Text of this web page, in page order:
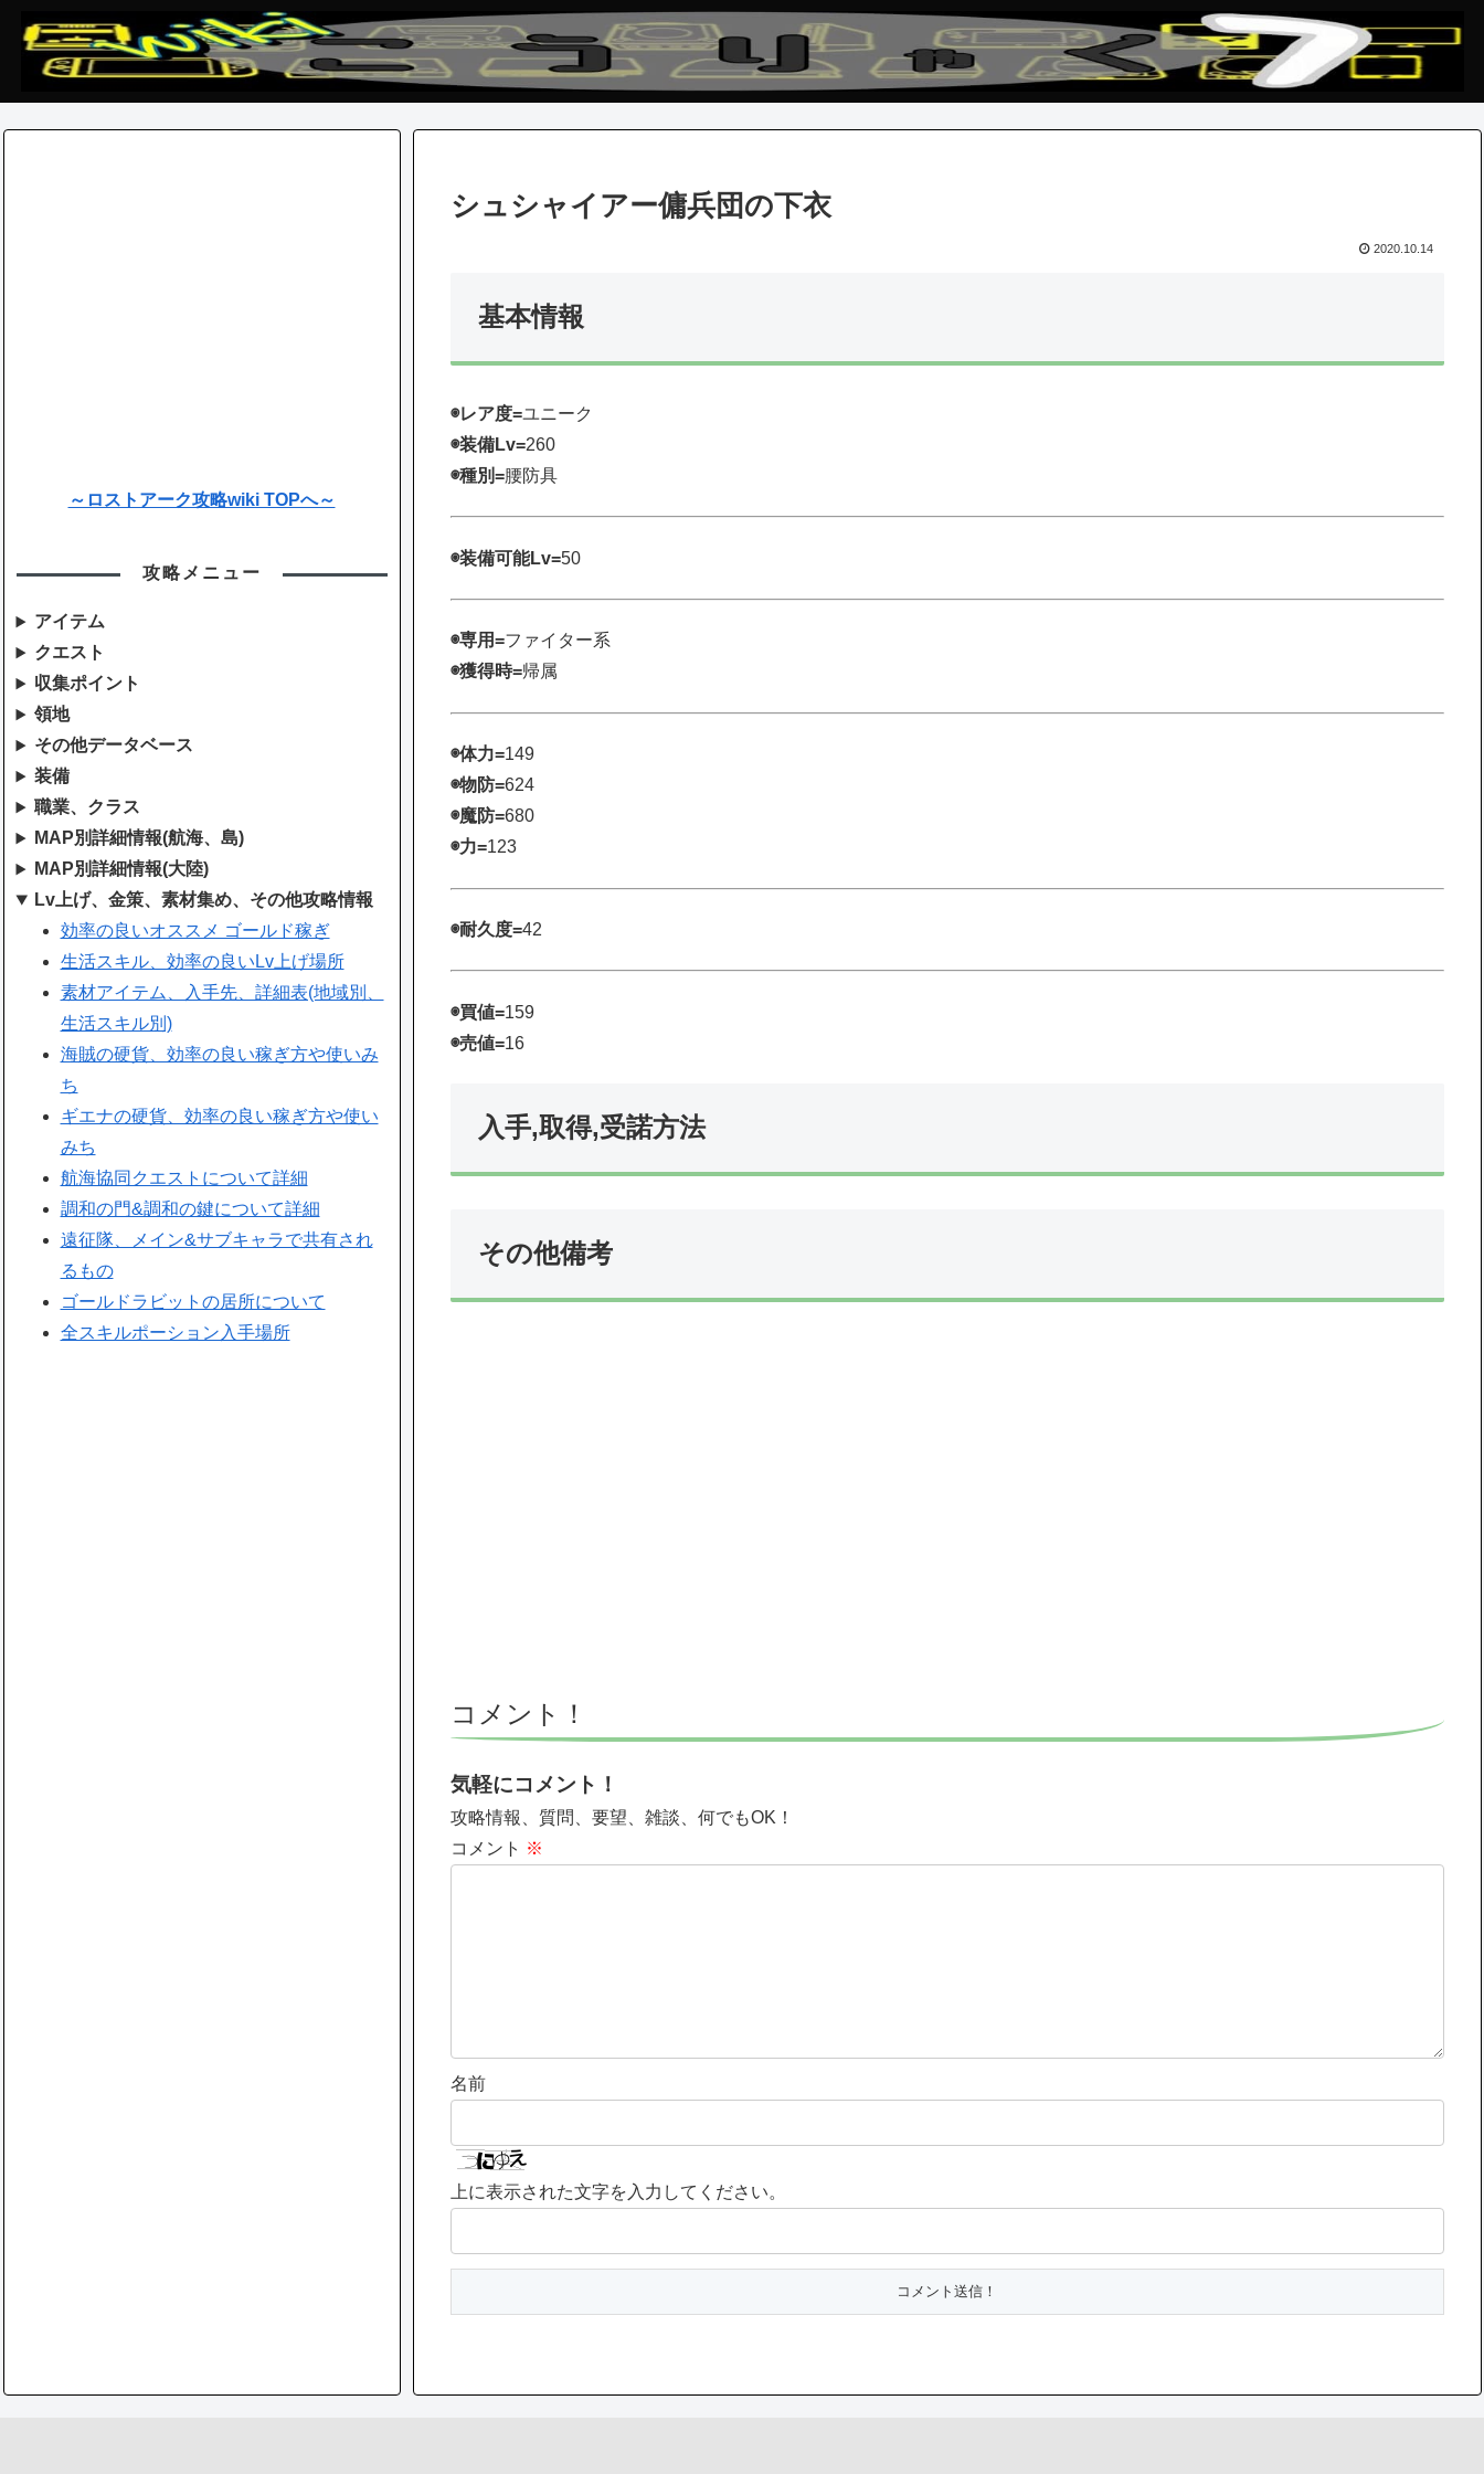
シュシャイアー傭兵団の下衣
2020.10.14
基本情報
◉レア度=ユニーク
◉装備Lv=260
◉種別=腰防具
◉装備可能Lv=50
◉専用=ファイター系
◉獲得時=帰属
◉体力=149
◉物防=624
◉魔防=680
◉力=123
◉耐久度=42
◉買値=159
◉売値=16
入手,取得,受諾方法
その他備考
コメント！
気軽にコメント！
攻略情報、質問、要望、雑談、何でもOK！
コメント ※
名前
上に表示された文字を入力してください。
～ロストアーク攻略wiki TOPへ～
攻略メニュー
アイテム
クエスト
収集ポイント
領地
その他データベース
装備
職業、クラス
MAP別詳細情報(航海、島)
MAP別詳細情報(大陸)
Lv上げ、金策、素材集め、その他攻略情報
効率の良いオススメ ゴールド稼ぎ
生活スキル、効率の良いLv上げ場所
素材アイテム、入手先、詳細表(地域別、
生活スキル別)
海賊の硬貨、効率の良い稼ぎ方や使いみ
ち
ギエナの硬貨、効率の良い稼ぎ方や使い
みち
航海協同クエストについて詳細
調和の門&調和の鍵について詳細
遠征隊、メイン&サブキャラで共有され
るもの
ゴールドラビットの居所について
全スキルポーション入手場所